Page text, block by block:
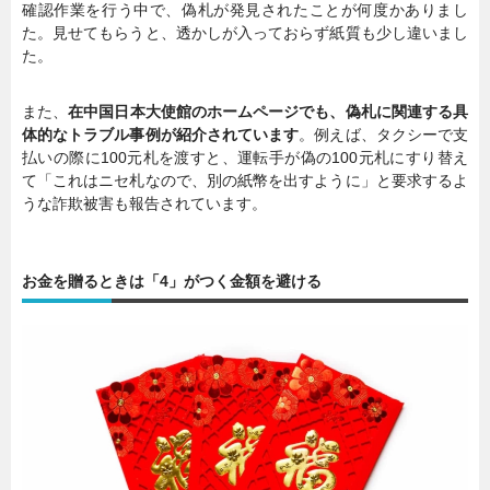
確認作業を行う中で、偽札が発見されたことが何度かありまし
た。見せてもらうと、透かしが入っておらず紙質も少し違いまし
た。
また、在中国日本大使館のホームページでも、偽札に関連する具
体的なトラブル事例が紹介されています。例えば、タクシーで支
払いの際に100元札を渡すと、運転手が偽の100元札にすり替え
て「これはニセ札なので、別の紙幣を出すように」と要求するよ
うな詐欺被害も報告されています。
お金を贈るときは「4」がつく金額を避ける